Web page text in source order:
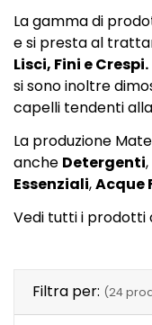
La gamma di
e si presta al
Lisci, Fini e Crespi.
si sono inoltre
capelli tendenti
La produzione
anche Detergenti,
Essenziali,Acque
Vedi tutti i prodotti
Filtra per: (24